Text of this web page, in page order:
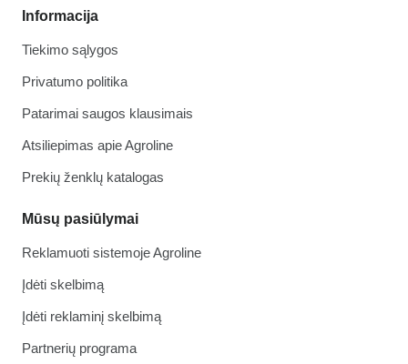
Informacija
Tiekimo sąlygos
Privatumo politika
Patarimai saugos klausimais
Atsiliepimas apie Agroline
Prekių ženklų katalogas
Mūsų pasiūlymai
Reklamuoti sistemoje Agroline
Įdėti skelbimą
Įdėti reklaminį skelbimą
Partnerių programa